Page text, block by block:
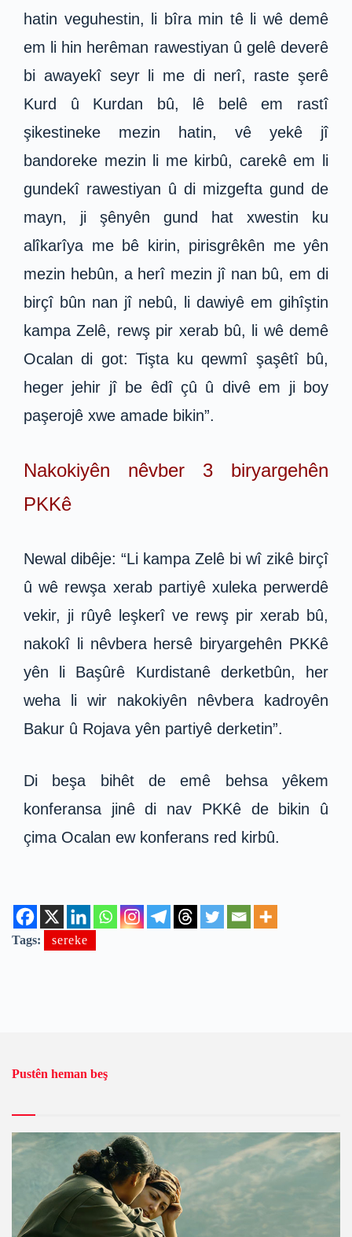
hatin veguhestin, li bîra min tê li wê demê
em li hin herêman rawestiyan û gelê deverê
bi awayekî seyr li me di nerî, raste şerê
Kurd û Kurdan bû, lê belê em rastî
şikestineke mezin hatin, vê yekê jî
bandoreke mezin li me kirbû, carekê em li
gundekî rawestiyan û di mizgefta gund de
mayn, ji şênyên gund hat xwestin ku
alîkarîya me bê kirin, pirisgrêkên me yên
mezin hebûn, a herî mezin jî nan bû, em di
birçî bûn nan jî nebû, li dawiyê em gihîştin
kampa Zelê, rewş pir xerab bû, li wê demê
Ocalan di got: Tişta ku qewmî şaşêtî bû,
heger jehir jî be êdî çû û divê em ji boy
paşerojê xwe amade bikin”.
Nakokiyên nêvber 3 biryargehên
PKKê
Newal dibêje: “Li kampa Zelê bi wî zikê birçî
û wê rewşa xerab partiyê xuleka perwerdê
vekir, ji rûyê leşkerî ve rewş pir xerab bû,
nakokî li nêvbera hersê biryargehên PKKê
yên li Başûrê Kurdistanê derketbûn, her
weha li wir nakokiyên nêvbera kadroyên
Bakur û Rojava yên partiyê derketin”.
Di beşa bihêt de emê behsa yêkem
konferansa jinê di nav PKKê de bikin û
çima Ocalan ew konferans red kirbû.
Tags: sereke
Pustên heman beş